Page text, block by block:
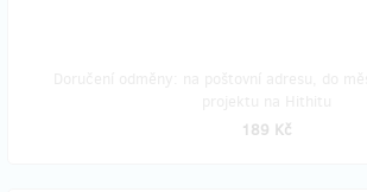
189 Kč